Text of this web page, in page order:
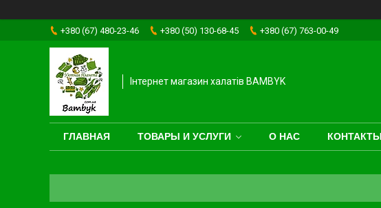
+380 (67) 480-23-46 +380 (50) 130-68-45 +380 (67) 763-00-49
Інтернет магазин халатів BAMBYK
ГЛАВНАЯ ТОВАРЫ И УСЛУГИ О НАС КОНТАКТЫ